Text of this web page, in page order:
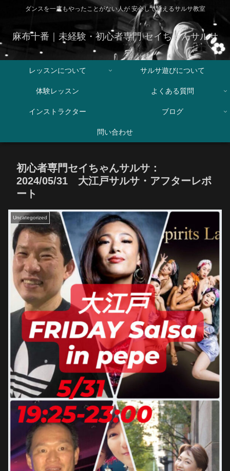
ダンスを一度もやったことがない人が 安心して通えるサルサ教室
麻布十番｜未経験・初心者専門 セイちゃんサルサ
レッスンについて サルサ遊びについて
体験レッスン よくある質問
インストラクター ブログ
問い合わせ
初心者専門セイちゃんサルサ：
2024/05/31 大江戸サルサ・アフターレポ
ート
Uncategorized